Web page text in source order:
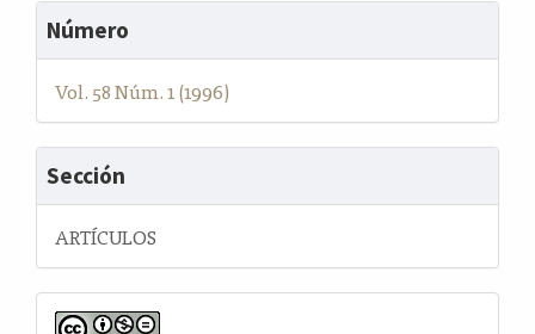
Número
Vol. 58 Núm. 1 (1996)
Sección
ARTÍCULOS